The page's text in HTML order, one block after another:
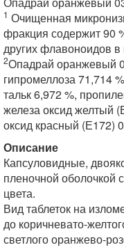
1 Очищенная
фракция содержит 90
других флавоноидов в
2Опадрай оранжевый
гипромеллоза 71,714
тальк 6,972 %,
железа оксид желтый
оксид красный (Е172)
Описание
Капсуловидные,
пленочной оболочкой
цвета.
Вид таблеток на
до коричневато-
светлого оранжево-